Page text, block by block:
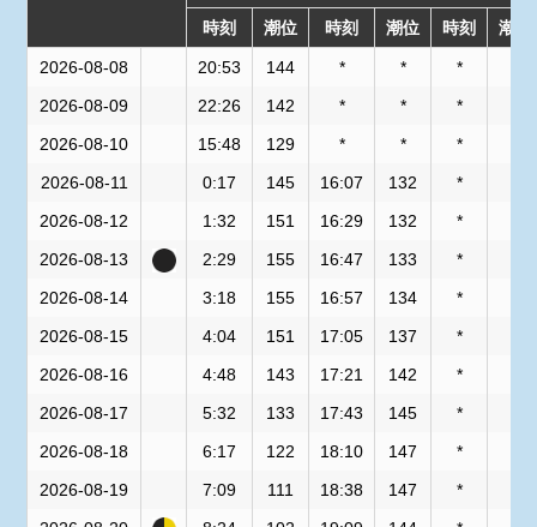
時刻 潮位 時刻 潮位 時刻 潮位
2026-08-08 20:53 144 * * *
2026-08-09
22:26 142 * * *
2026-08-10
15:48 129 * * *
2026-08-11
0:17 145 16:07 132 *
2026-08-12
1:32 151 16:29 132 *
2026-08-13
2:29 155 16:47 133 *
2026-08-14
3:18 155 16:57 134 *
2026-08-15
4:04 151 17:05 137 *
2026-08-16
4:48 143 17:21 142 *
2026-08-17
5:32 133 17:43 145 *
2026-08-18
6:17 122 18:10 147 *
2026-08-19
7:09 111 18:38 147 *